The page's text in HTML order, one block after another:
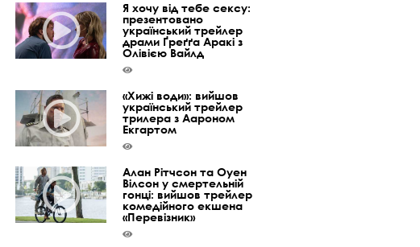
Я хочу від тебе сексу:
презентовано
український трейлер
драми Ґреґґа Аракі з
Олівією Вайлд
«Хижі води»: вийшов
український трейлер
трилера з Аароном
Екгартом
Алан Рітчсон та Оуен
Вілсон у смертельній
гонці: вийшов трейлер
комедійного екшена
«Перевізник»